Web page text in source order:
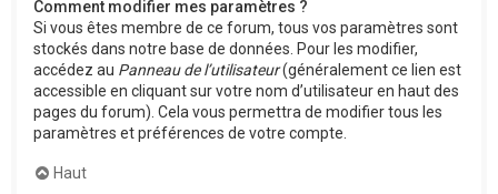
Comment modifier mes paramètres ?
Si vous êtes membre de ce forum, tous vos paramètres sont
stockés dans notre base de données. Pour les modifier,
accédez au Panneau de l’utilisateur(généralement ce lien est
accessible en cliquant sur votre nom d’utilisateur en haut des
pages du forum). Cela vous permettra de modifier tous les
paramètres et préférences de votre compte.
Haut